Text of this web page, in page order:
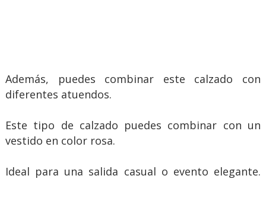
Además, puedes combinar este calzado con
diferentes atuendos.
Este tipo de calzado puedes combinar con un
vestido en color rosa.
Ideal para una salida casual o evento elegante.